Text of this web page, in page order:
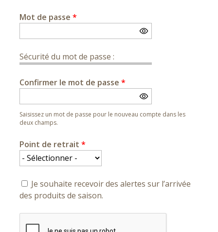
Mot de passe *
Sécurité du mot de passe :
Confirmer le mot de passe *
Saisissez un mot de passe pour le nouveau compte dans les
deux champs.
Point de retrait *
Je souhaite recevoir des alertes sur l’arrivée
des produits de saison.